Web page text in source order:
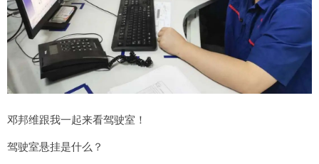
邓邦维跟我一起来看驾驶室！
驾驶室悬挂是什么？